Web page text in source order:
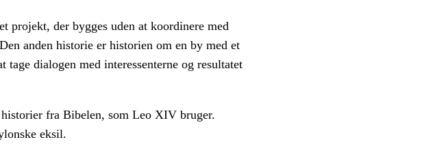
der bygges uden at koordinere med
anden historie er historien om en by med et
dialogen med interessenterne og resultatet
fra Bibelen, som Leo XIV bruger.
eksil.